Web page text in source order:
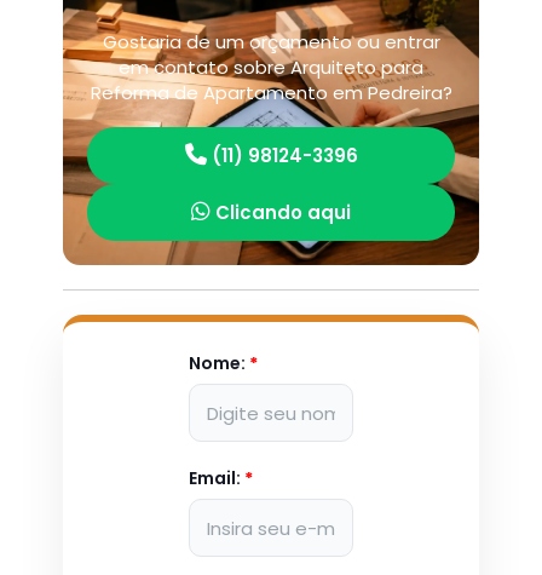
Gostaria de um orçamento ou entrar
em contato sobre Arquiteto para
Reforma de Apartamento em Pedreira?
(11) 98124-3396
Clicando aqui
Nome: *
Email: *